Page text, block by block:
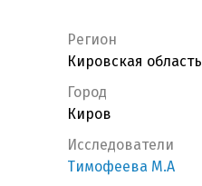
Регион
Кировская область
Город
Киров
Исследователи
Тимофеева М.А